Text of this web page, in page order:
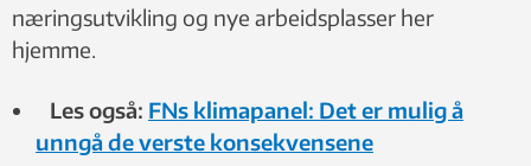
næringsutvikling og nye arbeidsplasser her
hjemme.
Les også: FNs klimapanel: Det er mulig å
unngå de verste konsekvensene